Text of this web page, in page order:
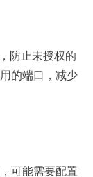
防止未授权的
的端口，减少
可能需要配置